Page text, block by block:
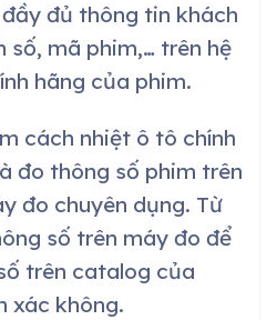
đủ thông tin khách
số, mã phim,… trên hệ
hãng của phim.
cách nhiệt ô tô chính
đo thông số phim trên
đo chuyên dụng. Từ
số trên máy đo để
trên catalog của
xác không.